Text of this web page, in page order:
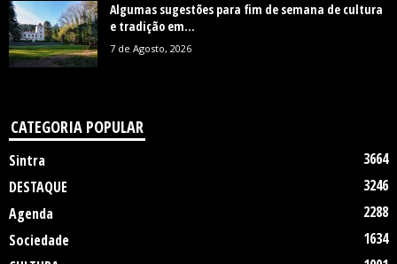
Algumas sugestões para fim de semana de cultura
e tradição em...
7 de Agosto, 2026
CATEGORIA POPULAR
Sintra
3664
DESTAQUE
3246
Agenda
2288
Sociedade
1634